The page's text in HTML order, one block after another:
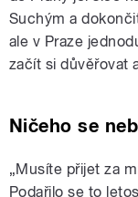
Suchým a
ale v Praze
začít si důvěřovat
Ničeho se
„Musíte přijet za
Podařilo se to